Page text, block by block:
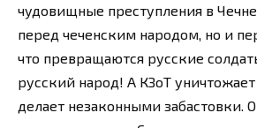
чудовищные преступления в
перед чеченским народом, но и
что превращаются русские
русский народ! А КЗоТ
делает незаконными забастовки.